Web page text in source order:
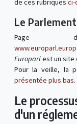
de ces rubriques ci-
Le
Page
Europarlest un site
Pour la veille, la
présentée plus bas.
Le
d'un